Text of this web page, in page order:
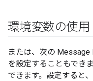
環境変数の使用
または、次の
を設定することもでき
できます。設定すると